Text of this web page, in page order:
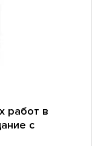
работ в
с